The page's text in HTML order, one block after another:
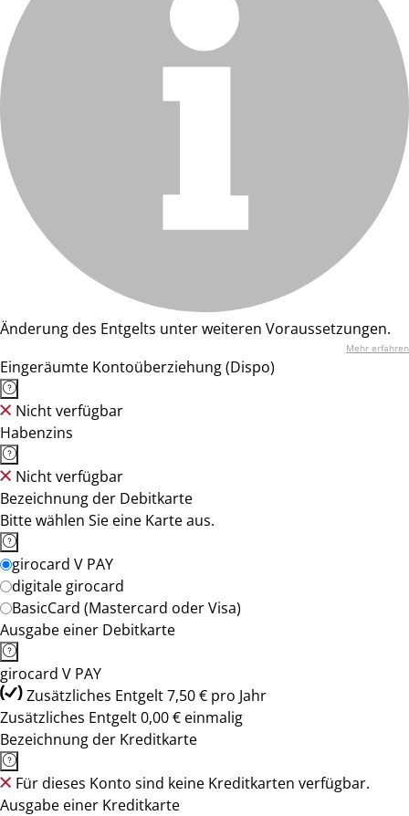
Änderung des Entgelts unter weiteren Voraussetzungen.
Mehr erfahren
Eingeräumte Kontoüberziehung (Dispo)
Nicht verfügbar
Habenzins
Nicht verfügbar
Bezeichnung der Debitkarte
Bitte wählen Sie eine Karte aus.
girocard V PAY
digitale girocard
BasicCard (Mastercard oder Visa)
Ausgabe einer Debitkarte
girocard V PAY
Zusätzliches Entgelt 7,50 € pro Jahr
Zusätzliches Entgelt 0,00 € einmalig
Bezeichnung der Kreditkarte
Für dieses Konto sind keine Kreditkarten verfügbar.
Ausgabe einer Kreditkarte